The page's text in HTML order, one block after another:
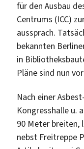
für den Ausbau
Centrums (ICC)
aussprach.
bekannten
in
Pläne sind nun
Nach einer
Kongresshalle u.
90 Meter breiten,
nebst Freitreppe